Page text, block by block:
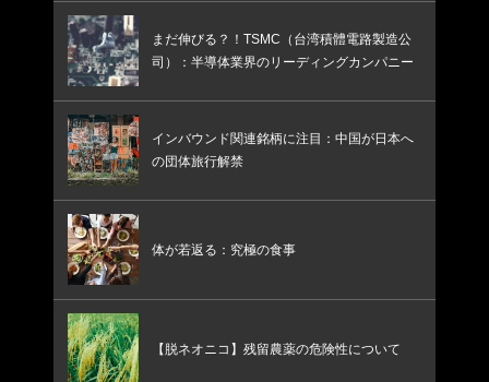
まだ伸びる？！TSMC（台湾積體電路製造公
司）：半導体業界のリーディングカンパニー
インバウンド関連銘柄に注目：中国が日本へ
の団体旅行解禁
体が若返る：究極の食事
【脱ネオニコ】残留農薬の危険性について